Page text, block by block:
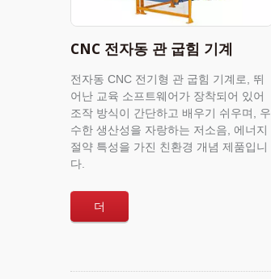
CNC 전자동 관 굽힘 기계
전자동 CNC 전기형 관 굽힘 기계로, 뛰
어난 교육 소프트웨어가 장착되어 있어
조작 방식이 간단하고 배우기 쉬우며, 우
수한 생산성을 자랑하는 저소음, 에너지
절약 특성을 가진 친환경 개념 제품입니
다.
더